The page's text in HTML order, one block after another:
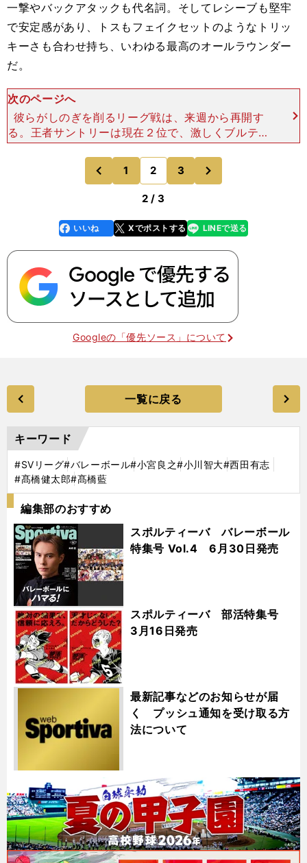
一撃やバックアタックも代名詞。そしてレシーブも堅牢
で安定感があり、トスもフェイクセットのようなトリッ
キーさも合わせ持ち、いわゆる最高のオールラウンダー
だ。
次のページへ
彼らがしのぎを削るリーグ戦は、来週から再開す
る。王者サントリーは現在２位で、激しくブルテオ
ンを追う。名古屋、ジェイテクト、東京グレートベ
アーズなどにも十分、逆転のチャンスはある。どこ
も初代王者を狙うが
前
のページへ
1 2 3
2 / 3
faceboo
k
いいね Xでポストする
line LINEで送る
Googleの「優先ソース」について
一覧に戻る
キーワード
#SVリーグ#バレーボール#小宮良之#小川智大#西田有志
#髙橋健太郎#髙橋藍
編集部のおすすめ
スポルティーバ バレーボール
特集号 Vol.4 6月30日発売
スポルティーバ 部活特集号
3月16日発売
最新記事などのお知らせが届
く プッシュ通知を受け取る方
法について